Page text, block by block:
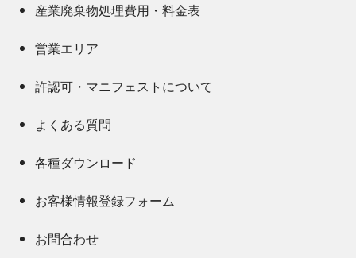
産業廃棄物処理費用・料金表
営業エリア
許認可・マニフェストについて
よくある質問
各種ダウンロード
お客様情報登録フォーム
お問合わせ